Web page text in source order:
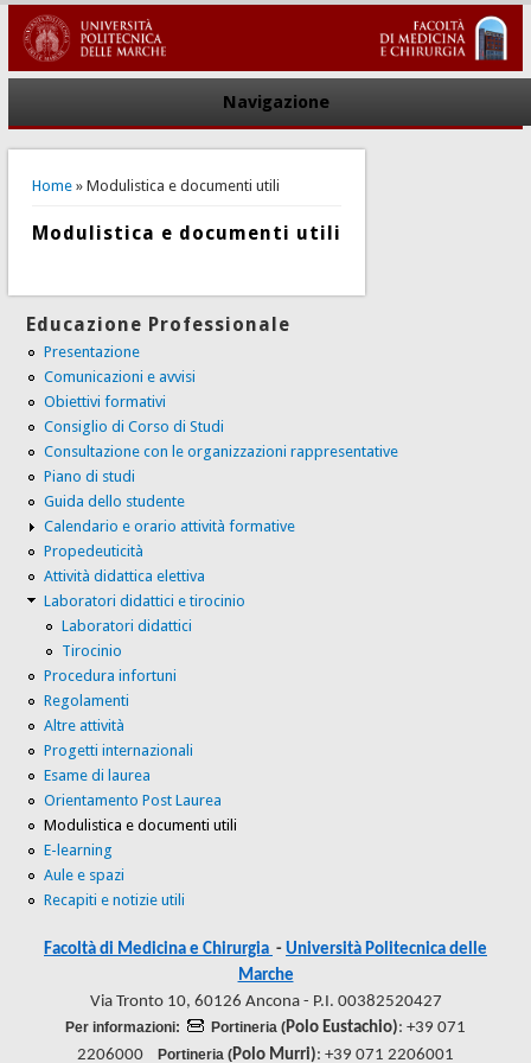
Navigazione
Home» Modulistica e documenti utili
Modulistica e documenti utili
Educazione Professionale
Presentazione
Comunicazioni e avvisi
Obiettivi formativi
Consiglio di Corso di Studi
Consultazione con le organizzazioni rappresentative
Piano di studi
Guida dello studente
Calendario e orario attività formative
Propedeuticità
Attività didattica elettiva
Laboratori didattici e tirocinio
Laboratori didattici
Tirocinio
Procedura infortuni
Regolamenti
Altre attività
Progetti internazionali
Esame di laurea
Orientamento Post Laurea
Modulistica e documenti utili
E-learning
Aule e spazi
Recapiti e notizie utili
Facoltà di Medicina e Chirurgia - Università Politecnica delle
Marche
Via Tronto 10, 60126 Ancona - P.I. 00382520427
Per informazioni: Portineria (Polo Eustachio): +39 071
2206000 Portineria (Polo Murri): +39 071 2206001